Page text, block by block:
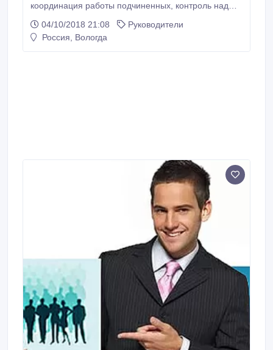
координация работы подчиненных, контроль над
вопросови т.д. Работа напрямую с главным офисом.
Требуется самостоятельный и грамотный
04/10/2018 21:08
Руководители
Россия, Вологда